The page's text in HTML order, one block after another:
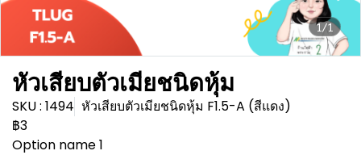
1/1
หัวเสียบตัวเมียชนิดหุ้ม
SKU : 1494 หัวเสียบตัวเมียชนิดหุ้ม F1.5-A (สีแดง)
฿3
Option name 1